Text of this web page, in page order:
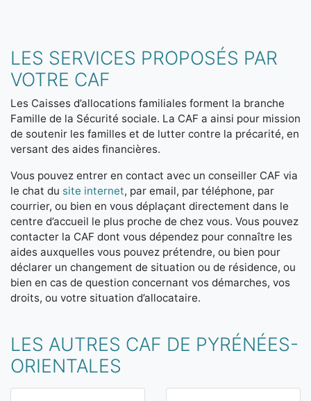
LES SERVICES PROPOSÉS PAR
VOTRE CAF
Les Caisses d’allocations familiales forment la branche
Famille de la Sécurité sociale. La CAF a ainsi pour mission
de soutenir les familles et de lutter contre la précarité, en
versant des aides financières.
Vous pouvez entrer en contact avec un conseiller CAF via
le chat du site internet, par email, par téléphone, par
courrier, ou bien en vous déplaçant directement dans le
centre d’accueil le plus proche de chez vous. Vous pouvez
contacter la CAF dont vous dépendez pour connaître les
aides auxquelles vous pouvez prétendre, ou bien pour
déclarer un changement de situation ou de résidence, ou
bien en cas de question concernant vos démarches, vos
droits, ou votre situation d’allocataire.
LES AUTRES CAF DE PYRÉNÉES-
ORIENTALES